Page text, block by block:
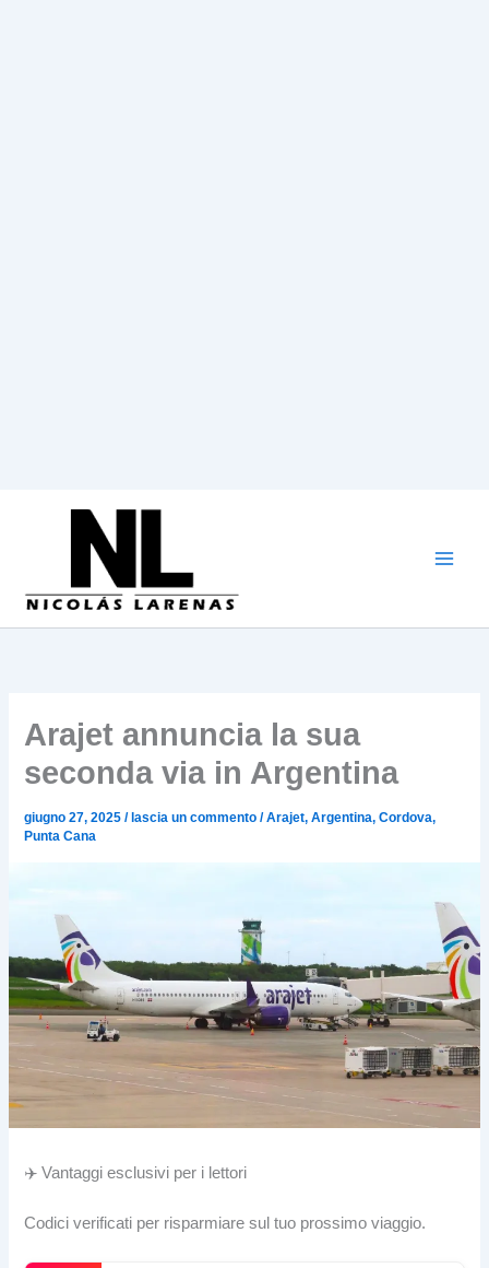
Arajet annuncia la sua
seconda via in Argentina
giugno 27, 2025/ lascia un commento /Arajet,Argentina,Cordova,
Punta Cana
✈️ Vantaggi esclusivi per i lettori
Codici verificati per risparmiare sul tuo prossimo viaggio.